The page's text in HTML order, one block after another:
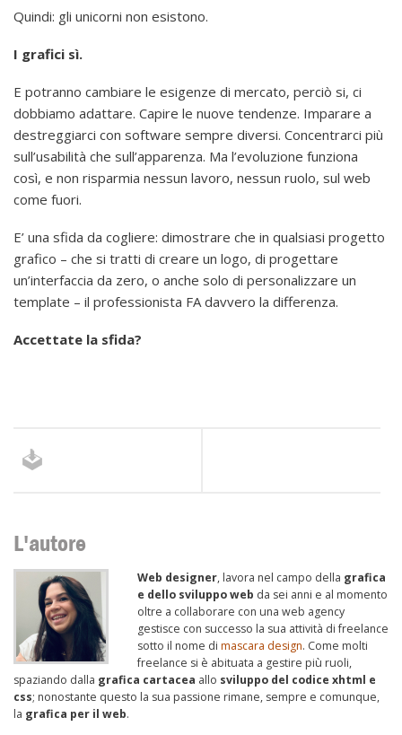
Quindi: gli unicorni non esistono.
I grafici sì.
E potranno cambiare le esigenze di mercato, perciò si, ci
dobbiamo adattare. Capire le nuove tendenze. Imparare a
destreggiarci con software sempre diversi. Concentrarci più
sull’usabilità che sull’apparenza. Ma l’evoluzione funziona
così, e non risparmia nessun lavoro, nessun ruolo, sul web
come fuori.
E’ una sfida da cogliere: dimostrare che in qualsiasi progetto
grafico – che si tratti di creare un logo, di progettare
un’interfaccia da zero, o anche solo di personalizzare un
template – il professionista FA davvero la differenza.
Accettate la sfida?
L'autore
Web designer, lavora nel campo della grafica
e dello sviluppo web da sei anni e al momento
oltre a collaborare con una web agency
gestisce con successo la sua attività di freelance
sotto il nome di mascara design. Come molti
freelance si è abituata a gestire più ruoli,
spaziando dalla grafica cartacea allo sviluppo del codice xhtml e
css; nonostante questo la sua passione rimane, sempre e comunque,
la grafica per il web.